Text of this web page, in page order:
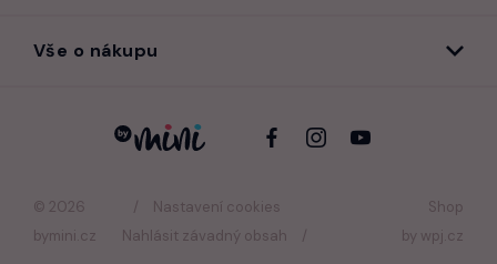
© 2026
bymini.cz
Nastavení cookies
Nahlásit závadný obsah
Shop
by wpj.cz
Vše o nákupu